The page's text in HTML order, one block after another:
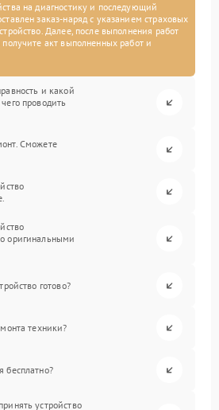
на диагностику и последующий
заказ-наряд с указанием страховых
Далее, после выполнения работ
акт выполненных работ и
и какой
проводить
Сможете
оригинальными
готово?
техники?
бесплатно?
устройство